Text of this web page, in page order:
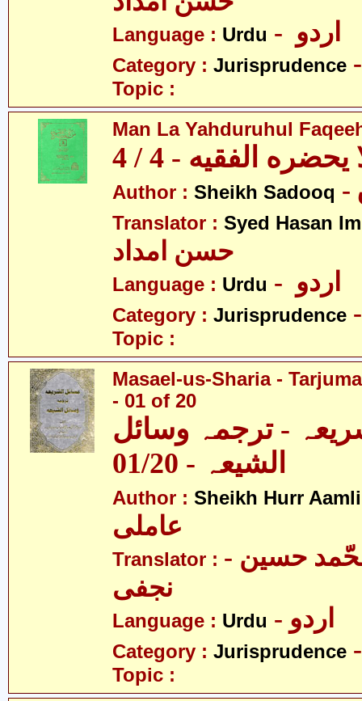
Language : Urdu
Category : Jurisprudence
Topic :
Man La Yahduruhul
الفقيه - 4 / 4
Author : Sheikh Sadooq
Translator : Syed Hasan
Language : Urdu
Category : Jurisprudence
Topic :
Masael-us-Sharia -
- 01 of 20
- ترجمہ وسائل
الشیعہ - 01/20
Author : Sheikh Hurr Aamli
عاملی
Translator : - آیت اللہ محّمد حسین
نجفی
Language : Urdu - اردو
Category : Jurisprudence
Topic :